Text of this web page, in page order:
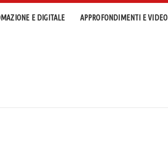
E DIGITALE APPROFONDIMENTI E VIDEO